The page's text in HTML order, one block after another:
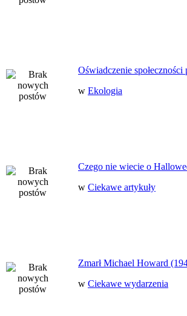
Oświadczenie
w Ekologia
Czego nie wiecie o
w Ciekawe artykuły
Zmarł Michael Howard
w Ciekawe wydarzenia